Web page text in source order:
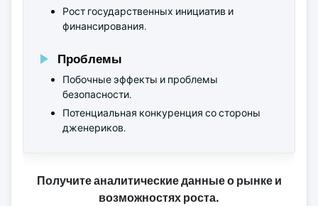
Рост государственных инициатив и
финансирования.
Проблемы
Побочные эффекты и проблемы
безопасности.
Потенциальная конкуренция со стороны
дженериков.
Получите аналитические данные о рынке и
возможностях роста.